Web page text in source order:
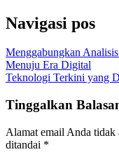
Navigasi pos
Menggabungkan
Menuju Era Digital
Teknologi Terkini yang
Tinggalkan
Alamat email Anda
ditandai *